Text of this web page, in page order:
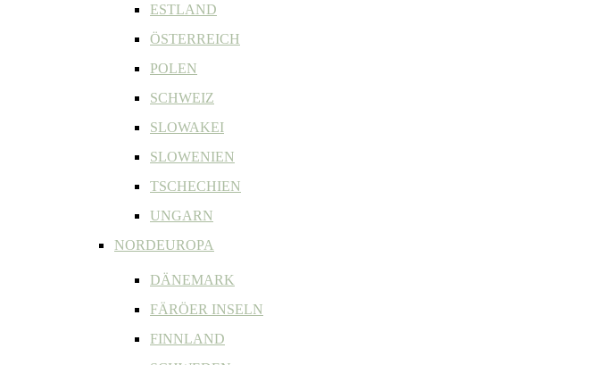
ESTLAND
ÖSTERREICH
POLEN
SCHWEIZ
SLOWAKEI
SLOWENIEN
TSCHECHIEN
UNGARN
NORDEUROPA
DÄNEMARK
FÄRÖER INSELN
FINNLAND